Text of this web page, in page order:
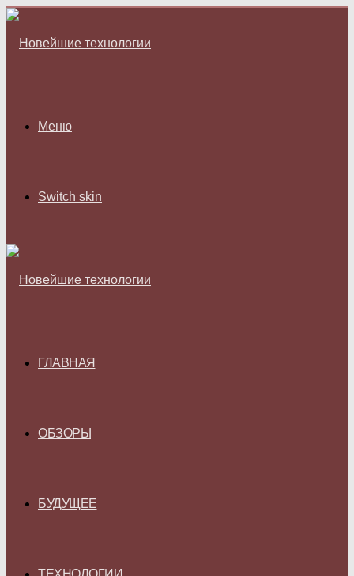
Меню
Switch skin
ГЛАВНАЯ
ОБЗОРЫ
БУДУЩЕЕ